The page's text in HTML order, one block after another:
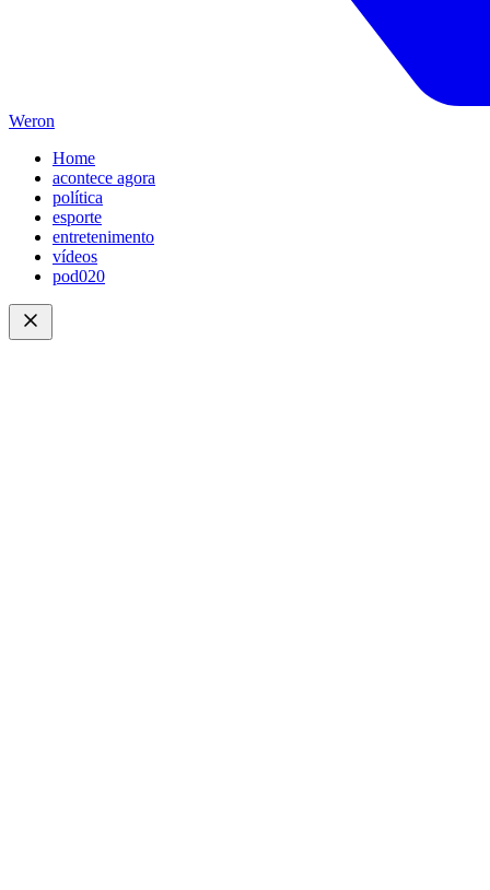
Weron
Home
acontece agora
política
esporte
entretenimento
vídeos
pod020